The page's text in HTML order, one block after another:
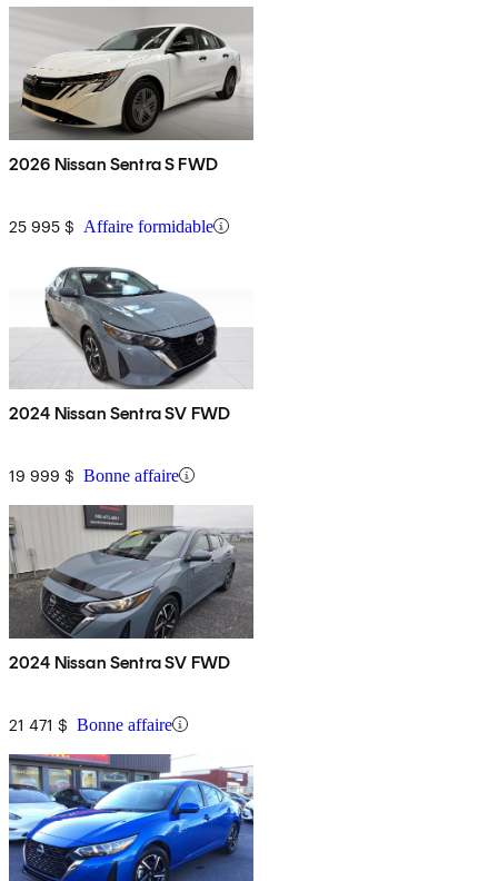
2026 Nissan Sentra S FWD
25 995 $ Affaire formidable
2024 Nissan Sentra SV FWD
19 999 $ Bonne affaire
2024 Nissan Sentra SV FWD
21 471 $ Bonne affaire